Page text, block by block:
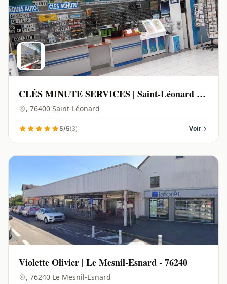
CLÉS MINUTE SERVICES | Saint-Léonard -
76400
, 76400 Saint-Léonard
5/5(3) Voir
Violette Olivier | Le Mesnil-Esnard - 76240
, 76240 Le Mesnil-Esnard